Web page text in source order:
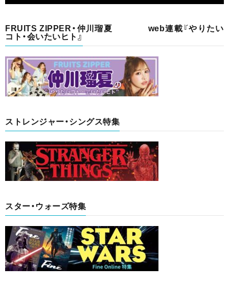
FRUITS ZIPPER・仲川瑠夏 web連載『やりたい
コト・会いたいヒト』
ストレンジャー・シングス特集
スター・ウォーズ特集